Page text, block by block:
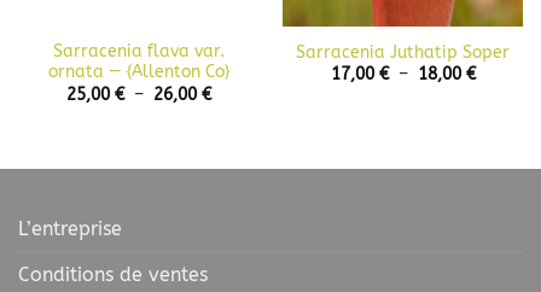
Sarracenia flava var.
ornata — {Allenton Co}
25,00€ – 26,00€Plage
26,00 €
Sarracenia Juthatip Soper
17,00€ – 18,00€Plage
L’entreprise
Conditions de ventes